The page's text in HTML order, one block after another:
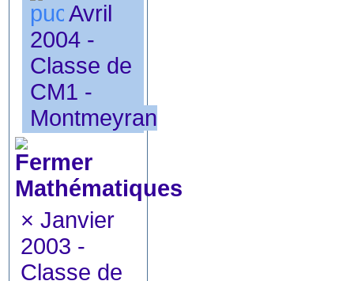
Avril
2004 -
Classe de
CM1 -
Montmeyran
Mathématiques
× Janvier
2003 -
Classe de